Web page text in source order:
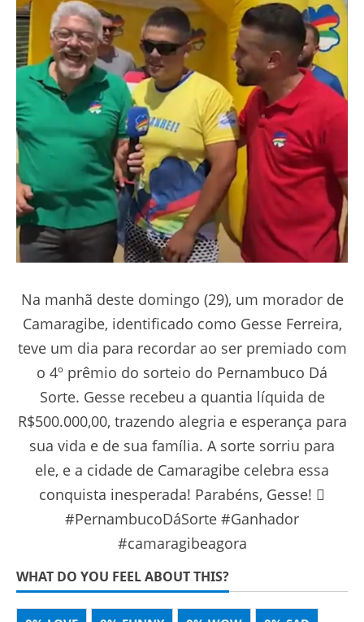
Na manhã deste domingo (29), um morador de
Camaragibe, identificado como Gesse Ferreira,
teve um dia para recordar ao ser premiado com
o 4º prêmio do sorteio do Pernambuco Dá
Sorte. Gesse recebeu a quantia líquida de
R$500.000,00, trazendo alegria e esperança para
sua vida e de sua família. A sorte sorriu para
ele, e a cidade de Camaragibe celebra essa
conquista inesperada! Parabéns, Gesse! 
#PernambucoDáSorte #Ganhador
#camaragibeagora
WHAT DO YOU FEEL ABOUT THIS?